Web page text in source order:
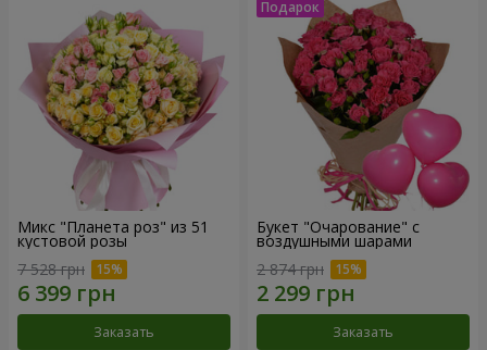
Микс "Планета роз" из 51
кустовой розы
7 528 грн
Заказать
Букет "Очарование" с
воздушными шарами
2 874 грн
Заказать